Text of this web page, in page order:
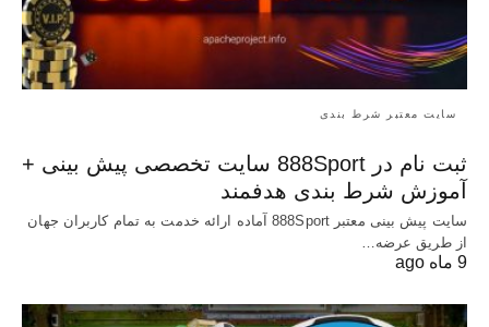
سایت معتبر شرط بندی
ثبت نام در 888Sport سایت تخصصی پیش بینی +
آموزش شرط بندی هدفمند
سایت پیش بینی معتبر 888Sport آماده ارائه خدمت به تمام کاربران جهان
از طریق عرضه…
9 ماه ago